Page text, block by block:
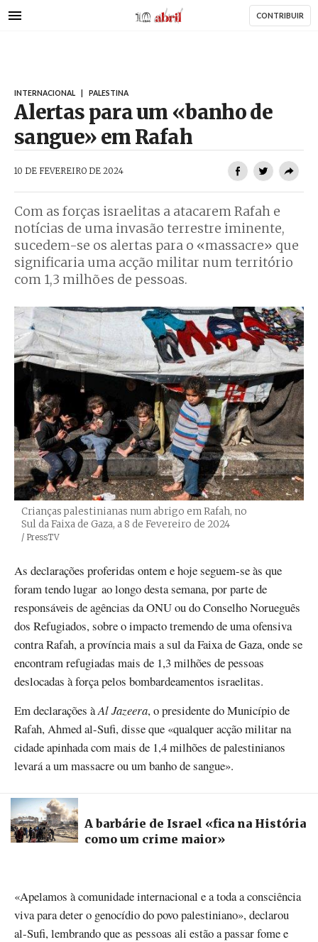
para
AbrilAbril CONTRIBUIR
INTERNACIONAL PALESTINA
Alertas para um «banho de
sangue» em Rafah
10 DE FEVEREIRO DE 2024
Com as forças israelitas a atacarem Rafah e
notícias de uma invasão terrestre iminente,
sucedem-se os alertas para o «massacre» que
significaria uma acção militar num território
com 1,3 milhões de pessoas.
Crianças palestinianas num abrigo em Rafah, no
Sul da Faixa de Gaza, a 8 de Fevereiro de 2024
Créditos
/ PressTV
As declarações proferidas ontem e hoje seguem-se às que
foram tendo lugar ao longo desta semana, por parte de
responsáveis de agências da ONU ou do Conselho Norueguês
dos Refugiados, sobre o impacto tremendo de uma ofensiva
contra Rafah, a província mais a sul da Faixa de Gaza, onde se
encontram refugiadas mais de 1,3 milhões de pessoas
deslocadas à força pelos bombardeamentos israelitas.
Em declarações àAl Jazeera, o presidente do Município de
Rafah, Ahmed al-Sufi, disse que «qualquer acção militar na
cidade apinhada com mais de 1,4 milhões de palestinianos
levará a um massacre ou um banho de sangue».
A barbárie de Israel «fica na História
como um crime maior»
«Apelamos à comunidade internacional e a toda a consciência
viva para deter o genocídio do povo palestiniano», declarou
al-Sufi, lembrando que as pessoas ali estão a passar fome e